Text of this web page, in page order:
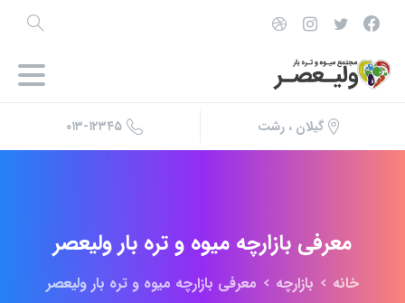
گیلان ، رشت ۰۱۳-۱۲۳۴۵
معرفی بازارچه میوه و تره بار ولیعصر
خانه بازارچه معرفی بازارچه میوه و تره بار ولیعصر